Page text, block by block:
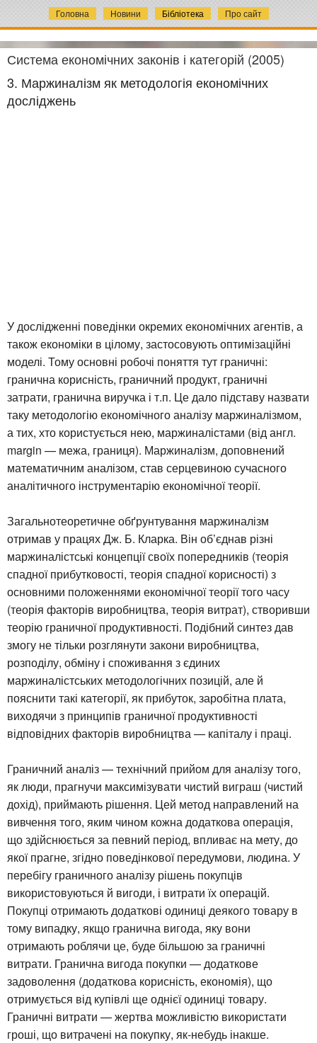
Головна Новини Бібліотека Про сайт
Система економічних законів і категорій (2005)
3. Маржиналізм як методологія економічних
досліджень
У дослідженні поведінки окремих економічних агентів, а
також економіки в цілому, застосовують оптимізаційні
моделі. Тому основні робочі поняття тут граничні:
гранична корисність, граничний продукт, граничні
затрати, гранична виручка і т.п. Це дало підставу назвати
таку методологію економічного аналізу маржиналізмом,
а тих, хто користується нею, маржиналістами (від англ.
margin — межа, границя). Маржиналізм, доповнений
математичним аналізом, став серцевиною сучасного
аналітичного інструментарію економічної теорії.
Загальнотеоретичне обґрунтування маржиналізм
отримав у працях Дж. Б. Кларка. Він об’єднав різні
маржиналістські концепції своїх попередників (теорія
спадної прибутковості, теорія спадної корисності) з
основними положеннями економічної теорії того часу
(теорія факторів виробництва, теорія витрат), створивши
теорію граничної продуктивності. Подібний синтез дав
змогу не тільки розглянути закони виробництва,
розподілу, обміну і споживання з єдиних
маржиналістських методологічних позицій, але й
пояснити такі категорії, як прибуток, заробітна плата,
виходячи з принципів граничної продуктивності
відповідних факторів виробництва — капіталу і праці.
Граничний аналіз — технічний прийом для аналізу того,
як люди, прагнучи максимізувати чистий виграш (чистий
дохід), приймають рішення. Цей метод направлений на
вивчення того, яким чином кожна додаткова операція,
що здійснюється за певний період, впливає на мету, до
якої прагне, згідно поведінкової передумови, людина. У
перебігу граничного аналізу рішень покупців
використовуються й вигоди, і витрати їх операцій.
Покупці отримають додаткові одиниці деякого товару в
тому випадку, якщо гранична вигода, яку вони
отримають роблячи це, буде більшою за граничні
витрати. Гранична вигода покупки — додаткове
задоволення (додаткова корисність, економія), що
отримується від купівлі ще однієї одиниці товару.
Граничні витрати — жертва можливістю використати
гроші, що витрачені на покупку, як-небудь інакше.